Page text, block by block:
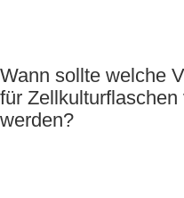
Wann sollte welche
für Zellkulturflaschen
werden?